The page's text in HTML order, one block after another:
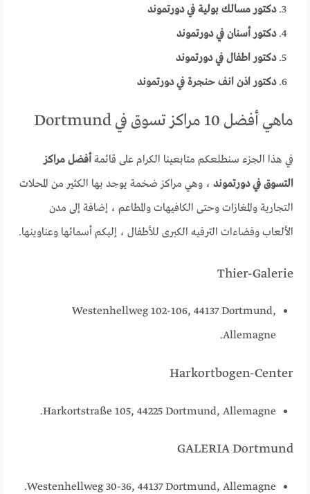
دكتور مسالك بولية في دورتموند
دكتور أسنان في دورتموند
دكتور اطفال في دورتموند
دكتور اذن انف حنجرة في دورتموند
ماهي أفضل 10 مراكز تسوق في Dortmund
في هذا الجزء سنطلعكم متابعينا الكرام على قائمةأفضل مراكز
التسوق في دورتموند ، وهي مراكز ضخمة يوجد بها الكثير من المحلات
التجارية والمغازات وحتى الكافيهات والمطاعم ، إضافة إلى مدن
الألعاب وفضاءات الترفيه الكبرى للأطفال ، إليكم أسمائها وعناوينها.
Thier-Galerie
Westenhellweg 102-106, 44137 Dortmund,
Allemagne.
Harkortbogen-Center
Harkortstraße 105, 44225 Dortmund, Allemagne.
GALERIA Dortmund
Westenhellweg 30-36, 44137 Dortmund, Allemagne.